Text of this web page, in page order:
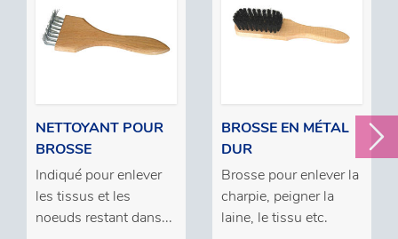
NETTOYANT POUR
BROSSE
Indiqué pour enlever
les tissus et les
noeuds restant dans...
BROSSE EN MÉTAL
DUR
Brosse pour enlever la
charpie, peigner la
laine, le tissu etc.